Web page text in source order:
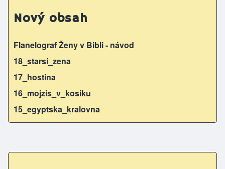
Nový obsah
Flanelograf Ženy v Bibli - návod
18_starsi_zena
17_hostina
16_mojzis_v_kosiku
15_egyptska_kralovna